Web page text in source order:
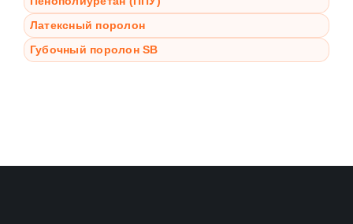
Латексный поролон
Губочный поролон SB